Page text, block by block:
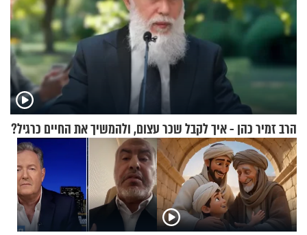
הרב זמיר כהן - איך לקבל שכר עצום, ולהמשיך את החיים כרגיל?